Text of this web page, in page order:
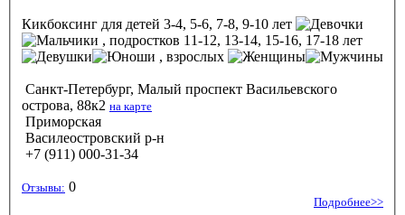
Кикбоксинг для детей 3-4, 5-6, 7-8, 9-10 лет
, подростков 11-12, 13-14, 15-16, 17-18 лет
, взрослых
Санкт-Петербург, Малый проспект Васильевского
острова, 88к2 на карте
Приморская
Василеостровский р-н
+7 (911) 000-31-34
Отзывы: 0
Подробнее>>